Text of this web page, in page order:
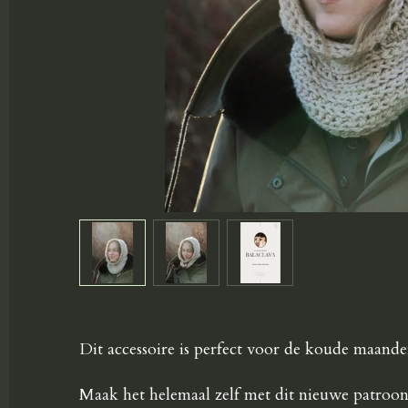
Dit accessoire is perfect voor de koude
Maak het helemaal zelf met dit nieuwe